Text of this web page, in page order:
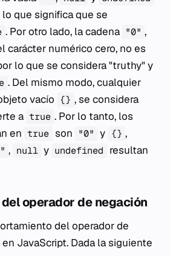
que significa que se
. Por otro lado, la cadena "0" ,
carácter numérico cero, no es
lo que se considera "truthy" y
. Del mismo modo, cualquier
vacío {} , se considera
a true . Por lo tanto, los
en true son "0" y {} ,
, null y undefined resultan
operador de negación
del operador de
en JavaScript. Dada la siguiente